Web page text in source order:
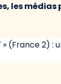
les médias